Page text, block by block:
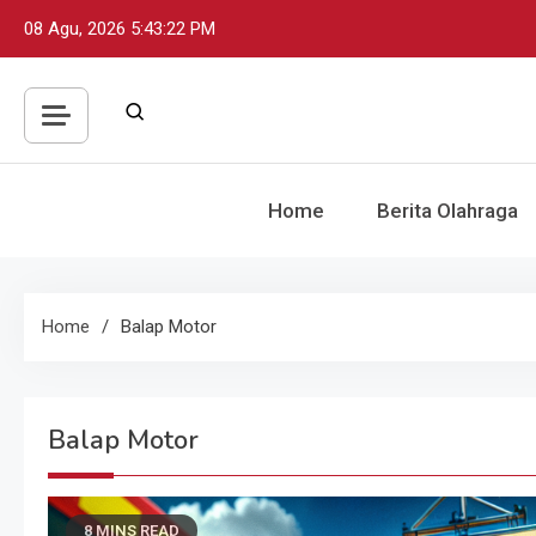
08 Agu, 2026 5:43:23 PM
Home Berita Olahraga
Home Balap Motor
Balap Motor
8 MINS READ